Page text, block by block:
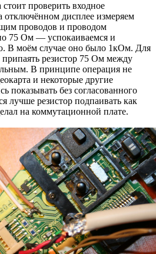
проверить входное
дисплее измеряем
проводов и проводом
75 Ом — успокаиваемся и
В моём случае оно было 1кОм. Для
резистор 75 Ом между
В принципе операция не
и некоторые другие
показывать без согласованного
лучше резистор подпаивать как
на коммутационной плате.